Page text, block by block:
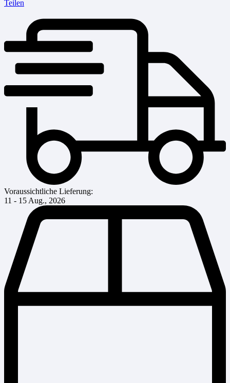
Teilen
Voraussichtliche Lieferung:
11 - 15 Aug., 2026